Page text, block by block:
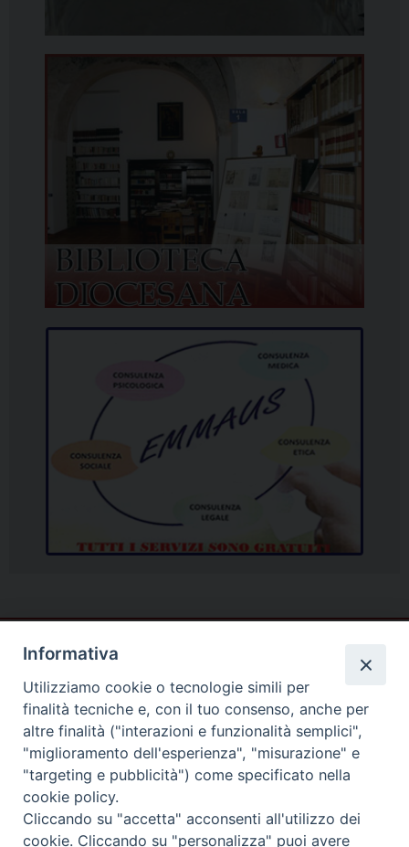
Informativa
Utilizziamo cookie o tecnologie simili per
finalità tecniche e, con il tuo consenso, anche per
altre finalità ("interazioni e funzionalità semplici",
"miglioramento dell'esperienza", "misurazione" e
"targeting e pubblicità") come specificato nella
cookie policy.
Cliccando su "accetta" acconsenti all'utilizzo dei
cookie. Cliccando su "personalizza" puoi avere